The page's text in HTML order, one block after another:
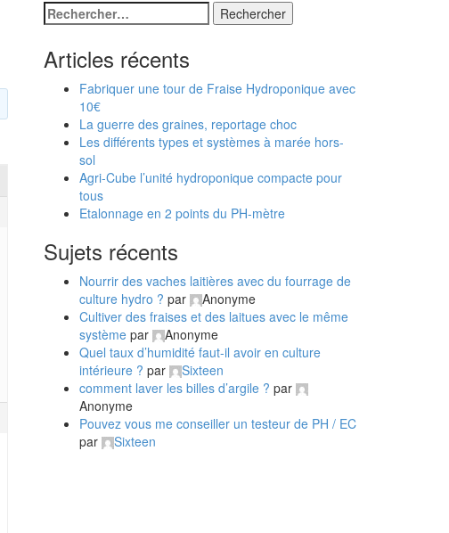
Rechercher :
Articles récents
Fabriquer une tour de Fraise Hydroponique avec
10€
La guerre des graines, reportage choc
Les différents types et systèmes à marée hors-
sol
Agri-Cube l’unité hydroponique compacte pour
tous
Etalonnage en 2 points du PH-mètre
Sujets récents
Nourrir des vaches laitières avec du fourrage de
culture hydro ? par
Anonyme
Cultiver des fraises et des laitues avec le même
systèmepar
Anonyme
Quel taux d’humidité faut-il avoir en culture
intérieure ? par
Sixteen
comment laver les billes d’argile ? par
Anonyme
Pouvez vous me conseiller un testeur de PH / EC
par
Sixteen